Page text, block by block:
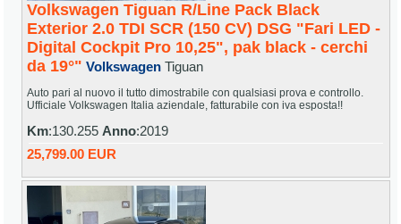
Volkswagen Tiguan R/Line Pack Black
Exterior 2.0 TDI SCR (150 CV) DSG "Fari LED -
Digital Cockpit Pro 10,25", pak black - cerchi
da 19°" Volkswagen Tiguan
Auto pari al nuovo il tutto dimostrabile con qualsiasi prova e controllo.
Ufficiale Volkswagen Italia aziendale, fatturabile con iva esposta!!
Km:130.255 Anno:2019
25,799.00 EUR